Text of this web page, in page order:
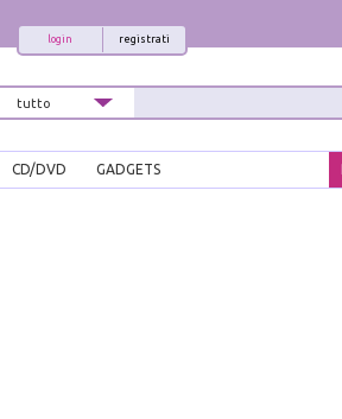
registrati
login
CD/DVD GADGETS